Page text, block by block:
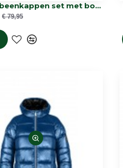
Horka beenkappen set met bont
€ 79,95